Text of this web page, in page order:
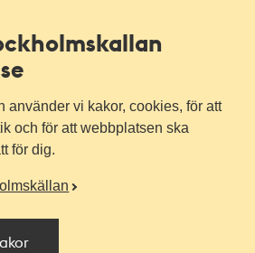
använder vi kakor, cookies, för att
och för att webbplatsen ska
för dig.